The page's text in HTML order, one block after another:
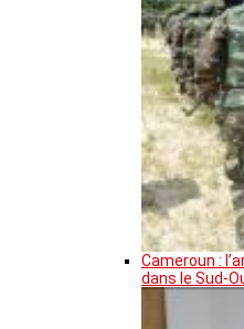
Cameroun :
dans le Sud-